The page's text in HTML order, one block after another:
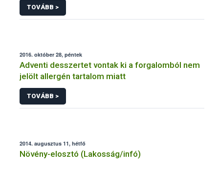
TOVÁBB >
2016. október 28, péntek
Adventi desszertet vontak ki a forgalomból nem
jelölt allergén tartalom miatt
TOVÁBB >
2014. augusztus 11, hétfő
Növény-elosztó (Lakosság/infó)